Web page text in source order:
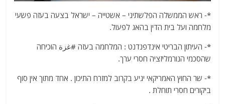
*- ראש הממשלה הפלשתיני – אשטייה – ישראל בצעה בעזה פשעי
מלחמה ועל בית הדין בהאג לפעול.
*- העיתון הבריטי אינדפנדנט : המלחמה בעזה #غزة הוכיחה
שהסכמי הנורמליזציה חסרי ערך.
*- שר החוץ האמריקאי יגיע בקרוב למזרח התיכון . אחד מתוך אין סוף
ביקורים חסרי תוחלת .